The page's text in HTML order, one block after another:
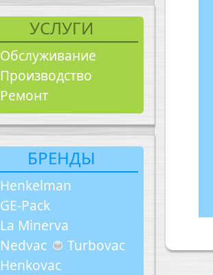
УСЛУГИ
Обслуживание
Производство
Ремонт
БРЕНДЫ
Henkelman
GE-Pack
La Minerva
Nedvac
Turbovac
Henkovac